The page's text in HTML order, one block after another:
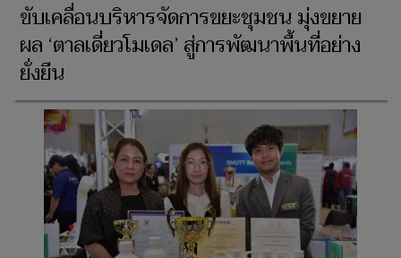
ขับเคลื่อนบริหารจัดการขยะชุมชน มุ่งขยาย
ผล ‘ตาลเดี่ยวโมเดล’ สู่การพัฒนาพื้นที่อย่าง
ยั่งยืน